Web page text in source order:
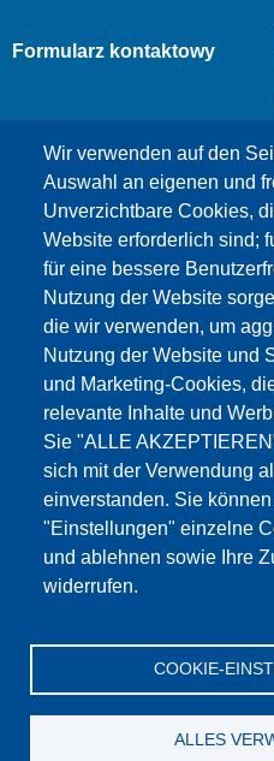
Wir verwenden auf den
Auswahl an eigenen und
Unverzichtbare Cookies,
Website erforderlich sind;
für eine bessere
Nutzung der Website
die wir verwenden, um
Nutzung der Website und
und Marketing-Cookies,
relevante Inhalte und
Sie "ALLE
sich mit der Verwendung
einverstanden. Sie
"Einstellungen" einzelne
und ablehnen sowie Ihre
widerrufen.
COOKIE-
ALLES
Formularz kontaktowy
Dieser Inhalt ist
Cookies nicht
NUR DIE
Alle